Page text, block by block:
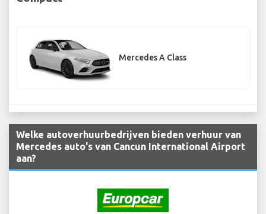
Mercedes A Class
Welke autoverhuurbedrijven bieden verhuur van
Mercedes auto's van Cancun International Airport
aan?